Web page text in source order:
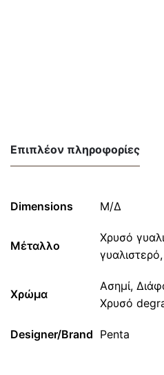
Επιπλέον πληροφορίες
Dimensions Μ/Δ
Μέταλλο
Χρυσό
Χρώμα
Ασημί,
Χρυσό
Designer/Brand Penta